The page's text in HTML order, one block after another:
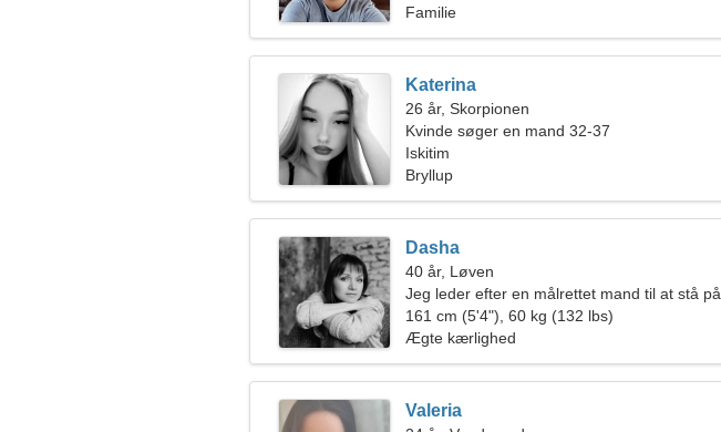
Familie
Katerina
26 år, Skorpionen
Kvinde søger en mand 32-37
Iskitim
Bryllup
Dasha
40 år, Løven
Jeg leder efter en målrettet mand til at stå på
ski sammen
161 cm (5'4"), 60 kg (132 lbs)
Ægte kærlighed
Valeria